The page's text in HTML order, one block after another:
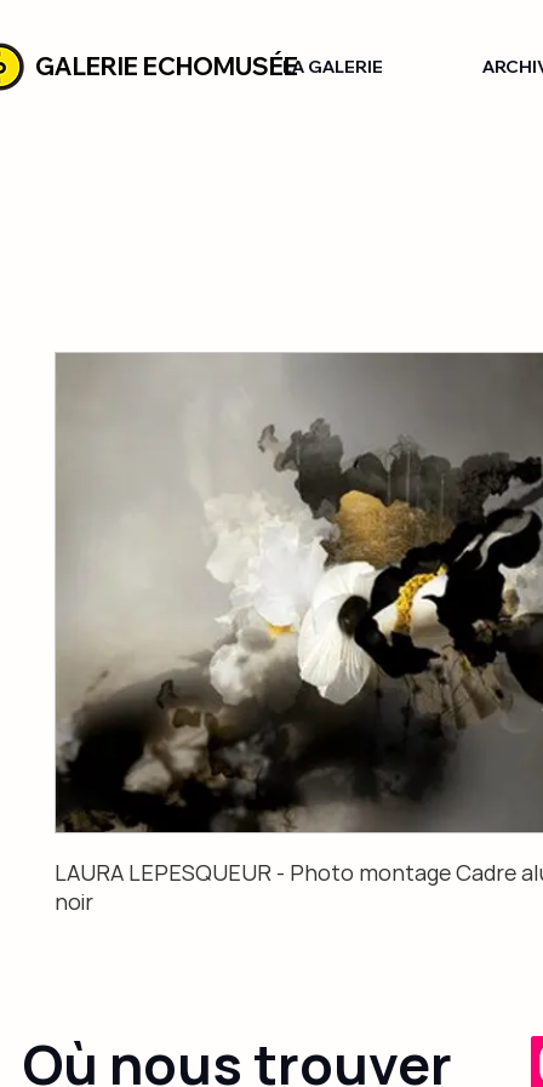
GALERIE ECHOMUSÉELA GALERIE
LAURA LEPESQUEUR - Photo montage Cadre
noir
Où nous trouver